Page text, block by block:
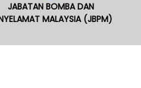
JABATAN BOMBA DAN
MALAYSIA (JBPM)